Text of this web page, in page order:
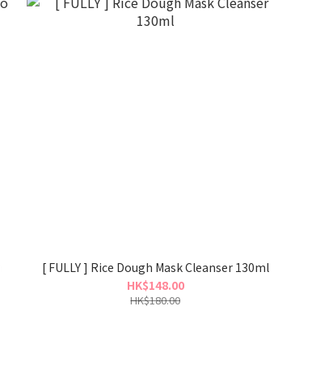
[ FULLY ] Rice Dough Mask Cleanser 130ml
HK$148.00
HK$180.00